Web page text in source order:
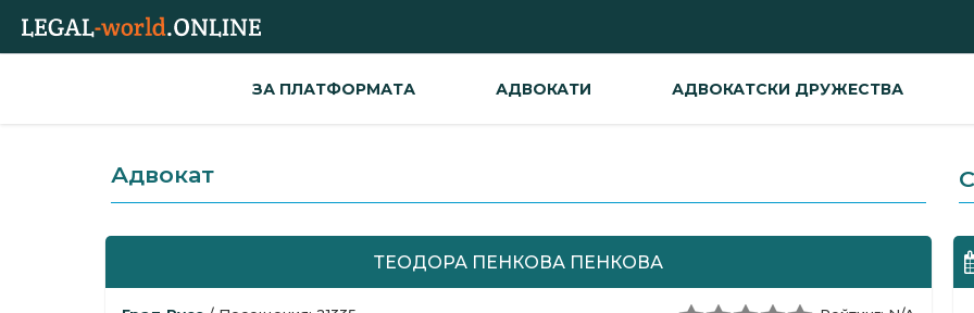
ЗА ПЛАТФОРМАТА АДВОКАТИ АДВОКАТСКИ ДРУЖЕСТВА
Адвокат
ТЕОДОРА ПЕНКОВА ПЕНКОВА